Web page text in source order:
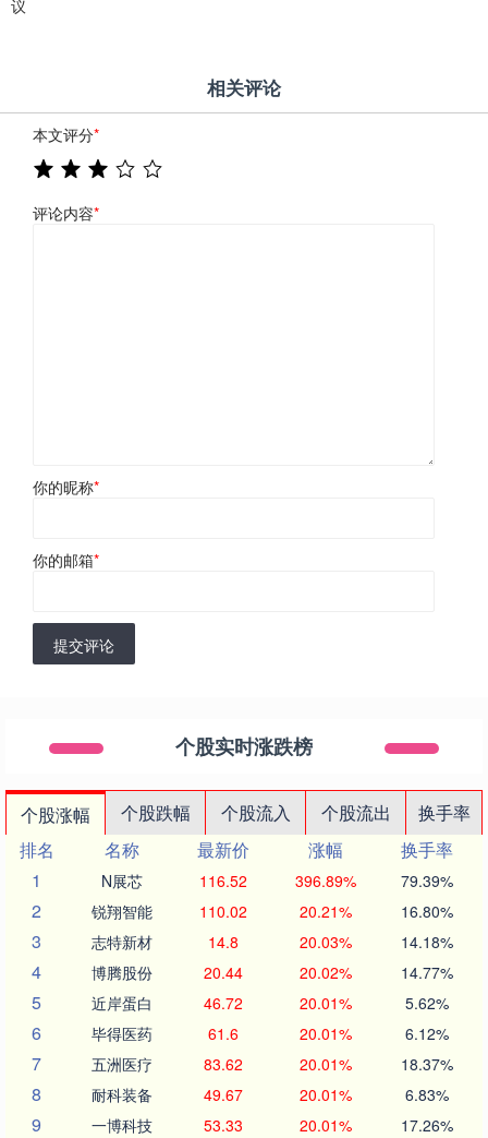
议
相关评论
本文评分*
评论内容*
你的昵称*
你的邮箱*
提交评论
个股实时涨跌榜
个股涨幅 个股跌幅 个股流入 个股流出
换手率
排名
名称 最新价 涨幅
换手率
1
N展芯 116.52 396.89% 79.39%
2 锐翔智能 110.02 20.21% 16.80%
3 志特新材 14.8 20.03% 14.18%
4 博腾股份 20.44 20.02% 14.77%
5 近岸蛋白 46.72 20.01% 5.62%
6 毕得医药 61.6 20.01% 6.12%
7 五洲医疗 83.62 20.01% 18.37%
8 耐科装备 49.67 20.01% 6.83%
9 一博科技 53.33 20.01% 17.26%